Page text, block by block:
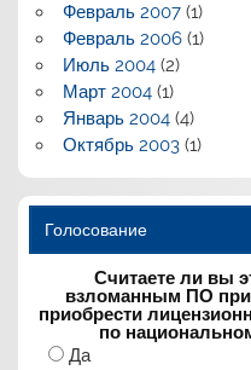
Февраль 2007(1)
Февраль 2006(1)
Июль 2004(2)
Март 2004(1)
Январь 2004(4)
Октябрь 2003(1)
Голосование
Считаете ли вы
взломанным ПО при
приобрести
по
Да